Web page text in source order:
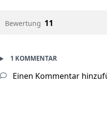
Bewertung 11
1 KOMMENTAR
Einen Kommentar